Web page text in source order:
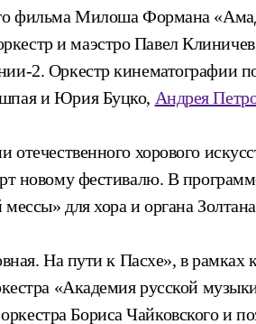
фильма Милоша Формана
и маэстро Павел
2. Оркестр кинематографии
и Юрия Буцко, Андрея
отечественного хорового
новому фестивалю. В
для хора и органа
На пути к Пасхе», в
«Академия русской
Бориса Чайковского и